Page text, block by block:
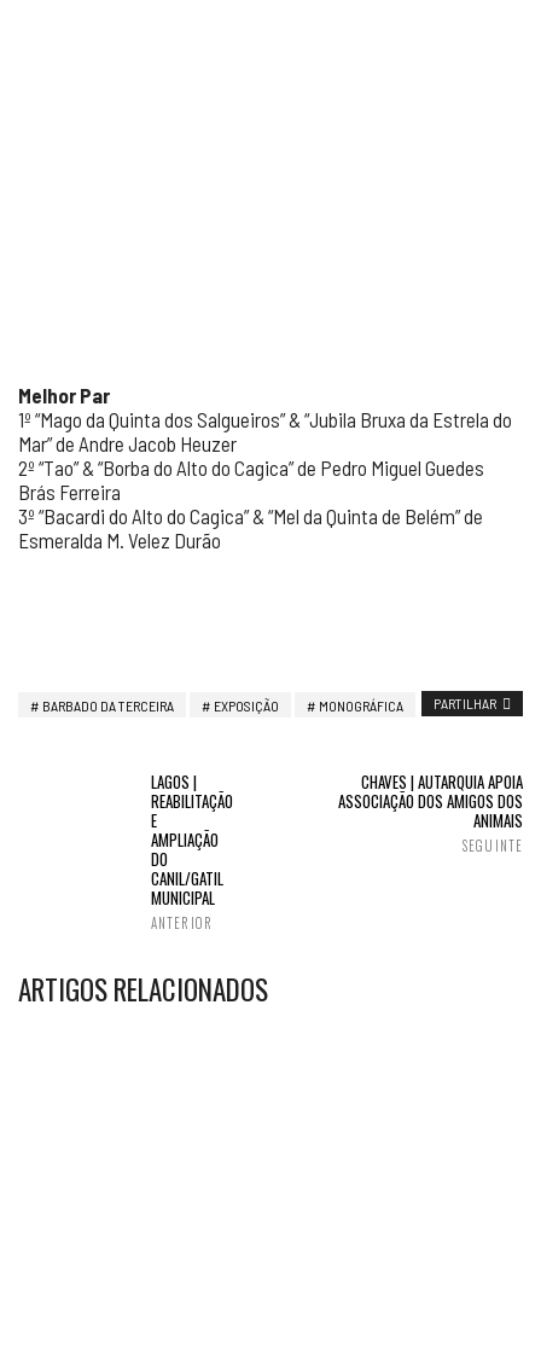
Melhor Par
1º “Mago da Quinta dos Salgueiros” & “Jubila Bruxa da Estrela do
Mar” de Andre Jacob Heuzer
2º “Tao” & “Borba do Alto do Cagica” de Pedro Miguel Guedes
Brás Ferreira
3º “Bacardi do Alto do Cagica” & “Mel da Quinta de Belém” de
Esmeralda M. Velez Durão
BARBADO DA TERCEIRA EXPOSIÇÃO MONOGRÁFICA PARTILHAR
LAGOS |
REABILITAÇÃO
E
AMPLIAÇÃO
DO
CANIL/GATIL
MUNICIPAL
ANTERIOR
CHAVES | AUTARQUIA APOIA
ASSOCIAÇÃO DOS AMIGOS DOS
ANIMAIS
SEGUINTE
ARTIGOS RELACIONADOS